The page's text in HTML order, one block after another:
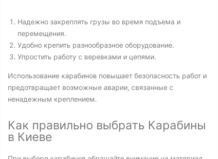
Надежно закреплять грузы во время подъема и
перемещения.
Удобно крепить разнообразное оборудование.
Упростить работу с веревками и цепями.
Использование карабинов повышает безопасность работ и
предотвращает возможные аварии, связанные с
ненадежным креплением.
Как правильно выбрать Карабины
в Киеве